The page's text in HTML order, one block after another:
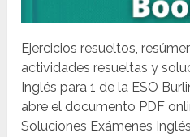
Ejercicios resueltos,
actividades resueltas y
Inglés para 1 de la ESO
abre el documento PDF
Soluciones Exámenes